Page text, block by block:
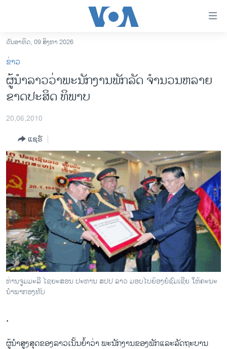
ເຂົ້າ
ຫາ
ຂ້າມ
ຂ້າມ
ຂ້າມ
ຫາ
ລາວ
ອາເມຣິກາ
ຂ່າວ​ຈີນ
ໂລກ
ເອເຊຍ
ອິດສະຫຼະພາບດ້ານການຂ່າວ
ຊີວິດຊາວລາວ
ຊຸມຊົນຊາວລາວ
ວິທະຍາສາດ-ເທັກໂນໂລຈີ
ທຸລະກິດ
ພາສາອັງກິດ
ວີດີໂອ
ລາຍງານ
ຕິດຕາມພວກເຮົາ ທີ່
ວັນອາທິດ, 09 ສິງຫາ 2026
ຂ່າວ
ຜູ້ນຳລາວວ່າພະນັກງານພັກລັດ ຈຳນວນຫລາຍ
ຂາດປະສິດ ທິພາບ
20,06,2010
ແຊຣ໌
ທ່ານຈູມມະລີ ໄຊຍະສອນ ປະທານ ສປປ ລາວ ມອບໄບຍ້ອງຍໍຊົມເຊີຍ ໃຫ້ຄະນະ
ນຳພາກອງທັບ
.
ຜູ້ນຳສູງສຸດຂອງລາວເນັ້ນຍ້ຳວ່າ ພະນັກງານຂອງພັກແລະລັດຖະບານ